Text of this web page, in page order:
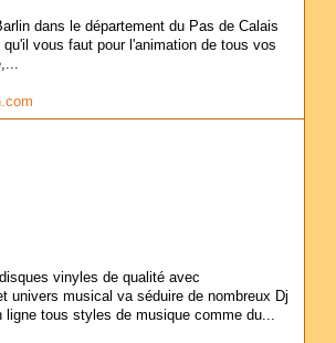
dans le département du Pas de Calais
vous faut pour l'animation de tous vos
vinyles de qualité avec
univers musical va séduire de nombreux Dj
ligne tous styles de musique comme du...